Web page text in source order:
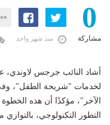
0
مشاركة منذ شهر واحد
أشاد النائب جرجس
لخدمات "شريحة الطفل"،
الآخر"، مؤكدًا أن هذه
التطور التكنولوجي،